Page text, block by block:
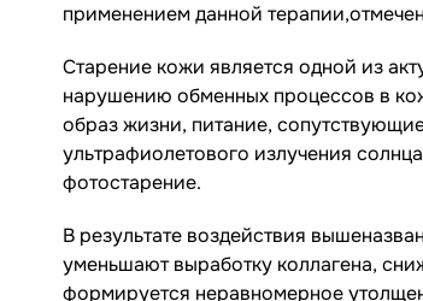
применением данной
Старение кожи является одной из
нарушению обменных процессов в
образ жизни, питание,
ультрафиолетового излучения
фотостарение.
В результате воздействия
уменьшают выработку коллагена,
формируется неравномерное